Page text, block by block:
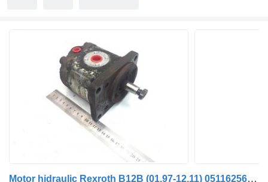
Motor hidraulic Rexroth B12B (01.97-12.11) 0511625608 pentru autobuz Volvo B6, B7, B9, B10, B12 bus (1978-2011)